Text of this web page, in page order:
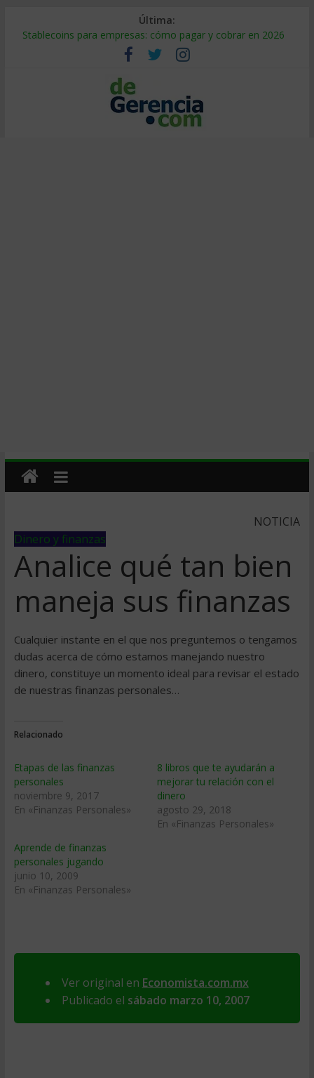
Última:
Stablecoins para empresas: cómo pagar y cobrar en 2026
Despido silencioso: qué es y por qué sale tan caro
IA en selección de personal: cómo auditarla a tiempo
Trabajo forzoso en la cadena de suministro: qué hacer
Mercado hispano de EE. UU.: cómo segmentarlo y venderle
NOTICIA
Dinero y finanzas
Analice qué tan bien
maneja sus finanzas
Cualquier instante en el que nos preguntemos o tengamos
dudas acerca de cómo estamos manejando nuestro
dinero, constituye un momento ideal para revisar el estado
de nuestras finanzas personales…
Relacionado
Etapas de las finanzas
personales
noviembre 9, 2017
En «Finanzas Personales»
8 libros que te ayudarán a
mejorar tu relación con el
dinero
agosto 29, 2018
En «Finanzas Personales»
Aprende de finanzas
personales jugando
junio 10, 2009
En «Finanzas Personales»
Ver original en Economista.com.mx
Publicado el sábado marzo 10, 2007